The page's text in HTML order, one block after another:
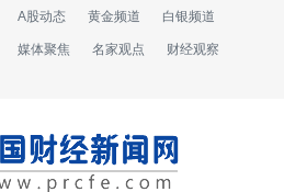
A股动态 黄金频道 白银频道
媒体聚焦 名家观点 财经观察